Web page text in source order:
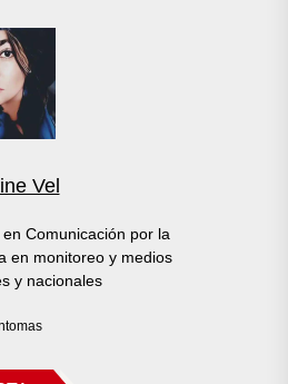
Vel
Comunicación por la
en monitoreo y medios
y nacionales